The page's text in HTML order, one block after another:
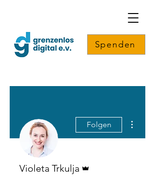
Spenden
Folgen
Violeta Trkulja